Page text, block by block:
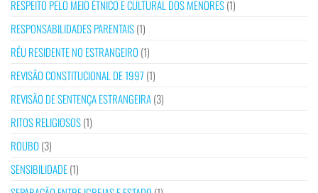
RESPEITO PELO MEIO ÉTNICO E CULTURAL DOS MENORES(1)
RESPONSABILIDADES PARENTAIS(1)
RÉU RESIDENTE NO ESTRANGEIRO (1)
REVISÃO CONSTITUCIONAL DE 1997 (1)
REVISÃO DE SENTENÇA ESTRANGEIRA(3)
RITOS RELIGIOSOS(1)
ROUBO (3)
SENSIBILIDADE(1)